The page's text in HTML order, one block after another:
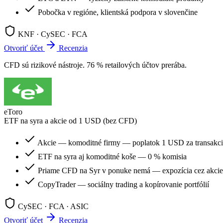
Pobočka v regióne, klientská podpora v slovenčine
KNF · CySEC · FCA
Otvoriť účet
Recenzia
CFD sú rizikové nástroje. 76 % retailových účtov prerába.
eToro
ETF na syra a akcie od 1 USD (bez CFD)
Akcie — komoditné firmy — poplatok 1 USD za
ETF na syra aj komoditné koše — 0 % komisia
Priame CFD na Syr v ponuke nemá — expozícia cez
CopyTrader — sociálny trading a kopírovanie portfólií
CySEC · FCA · ASIC
Otvoriť účet
Recenzia